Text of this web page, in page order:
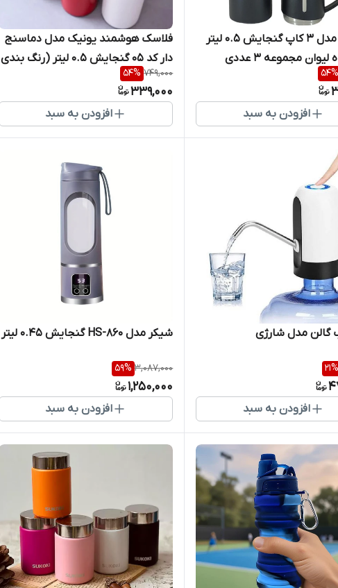
فلاسک مدل 3 کاپ گنجایش 0.5 لیتر
مجموعه 3 عددی
54%
افزودن به سبد
فلاسک هوشمند یونیک مدل دماسنج
دار کد 05 گنجایش 0.5 لیتر (رنگ بندی
موجود)
749,000
54%
339,000
افزودن به سبد
گالن مدل شارژی
21%
افزودن به سبد
شیکر مدل HS-860 گنجایش 0.45 لیتر
3,087,000
59%
1,250,000
افزودن به سبد